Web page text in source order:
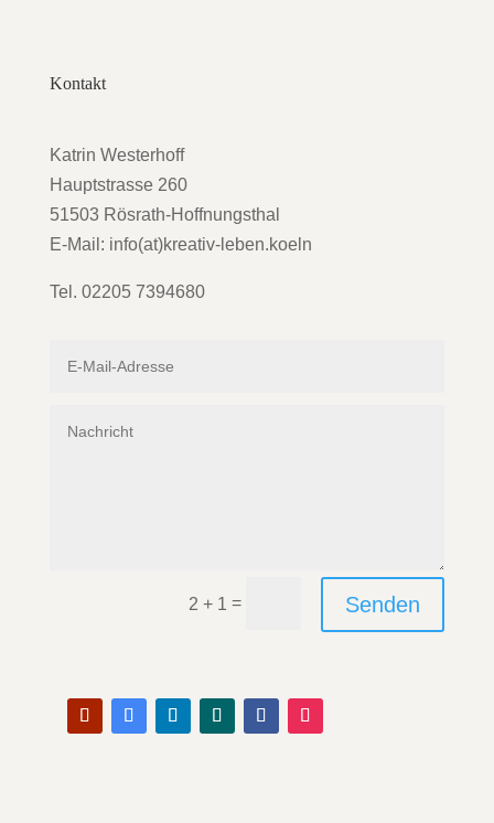
Kontakt
Katrin Westerhoff
Hauptstrasse 260
51503 Rösrath-Hoffnungsthal
E-Mail: info(at)kreativ-leben.koeln
Tel. 02205 7394680
2 + 1 = Senden